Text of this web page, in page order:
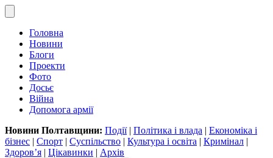
Головна
Новини
Блоги
Проекти
Фото
Досьє
Війна
Допомога армії
Новини Полтавщини: Події| Політика і влада | Економіка і
бізнес | Спорт | Суспільство | Культура і освіта | Кримінал |
Здоров’я | Цікавинки | Архів